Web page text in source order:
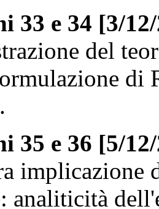
33 e 34 [3/
del
di
35 e 36 [5/
implicazione
analiticità